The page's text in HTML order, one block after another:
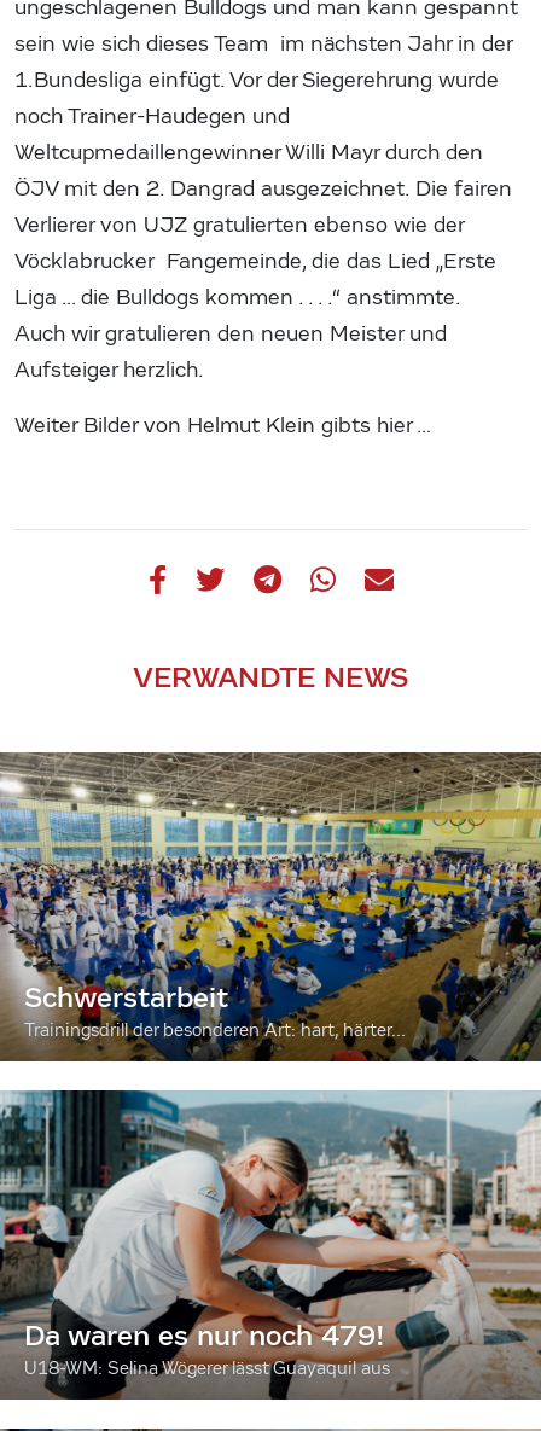
ungeschlagenen Bulldogs und man kann gespannt
sein wie sich dieses Team im nächsten Jahr in der
1.Bundesliga einfügt. Vor der Siegerehrung wurde
noch Trainer-Haudegen und
Weltcupmedaillengewinner Willi Mayr durch den
ÖJV mit den 2. Dangrad ausgezeichnet. Die fairen
Verlierer von UJZ gratulierten ebenso wie der
Vöcklabrucker Fangemeinde, die das Lied „Erste
Liga … die Bulldogs kommen . . . .“ anstimmte.
Auch wir gratulieren den neuen Meister und
Aufsteiger herzlich.
Weiter Bilder von Helmut Klein gibts hier …
VERWANDTE NEWS
Schwerstarbeit
Trainingsdrill der besonderen Art: hart, härter...
Da waren es nur noch 479!
U18-WM: Selina Wögerer lässt Guayaquil aus